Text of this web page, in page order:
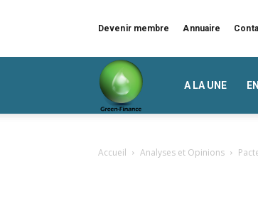
Devenir membre Annuaire
A LA UNE
Accueil Analyses et Opinions